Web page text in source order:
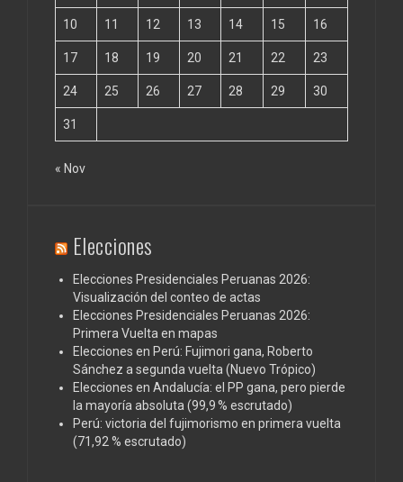
10 11 12 13 14 15 16
17 18 19 20 21 22 23
24 25 26 27 28 29 30
31
« Nov
Elecciones
Elecciones Presidenciales Peruanas 2026:
Visualización del conteo de actas
Elecciones Presidenciales Peruanas 2026:
Primera Vuelta en mapas
Elecciones en Perú: Fujimori gana, Roberto
Sánchez a segunda vuelta (Nuevo Trópico)
Elecciones en Andalucía: el PP gana, pero pierde
la mayoría absoluta (99,9 % escrutado)
Perú: victoria del fujimorismo en primera vuelta
(71,92 % escrutado)